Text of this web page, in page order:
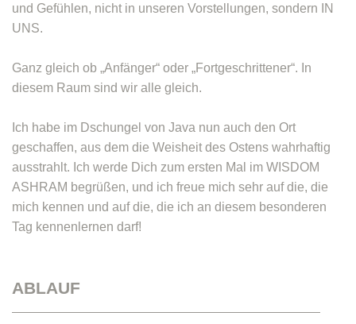
und Gefühlen, nicht in unseren Vorstellungen, sondern IN
UNS.
Ganz gleich ob „Anfänger“ oder „Fortgeschrittener“. In
diesem Raum sind wir alle gleich.
Ich habe im Dschungel von Java nun auch den Ort
geschaffen, aus dem die Weisheit des Ostens wahrhaftig
ausstrahlt. Ich werde Dich zum ersten Mal im WISDOM
ASHRAM begrüßen, und ich freue mich sehr auf die, die
mich kennen und auf die, die ich an diesem besonderen
Tag kennenlernen darf!
ABLAUF